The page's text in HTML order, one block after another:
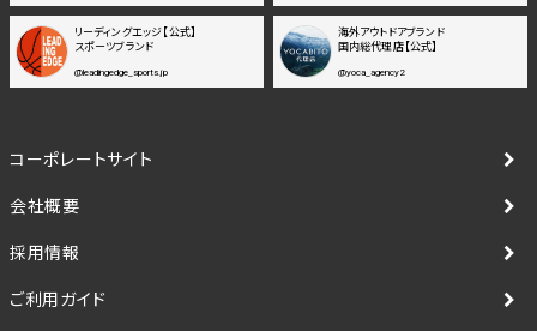
リーディングエッジ【公式】
スポーツブランド
@leadingedge_sports.jp
海外アウトドアブランド
国内総代理店【公式】
@yoca_agency2
コーポレートサイト
会社概要
採用情報
ご利用ガイド